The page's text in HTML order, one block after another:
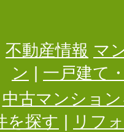
不動産情報 マ
ン
一戸建て
中古マンショ
を探す
リフ